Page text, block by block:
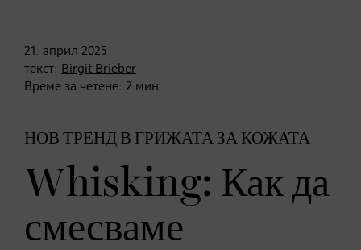
21. април 2025
текст: Birgit Brieber
Време за четене: 2 мин
НОВ ТРЕНД В ГРИЖАТА ЗА КОЖАТА
Whisking: Как да
смесваме